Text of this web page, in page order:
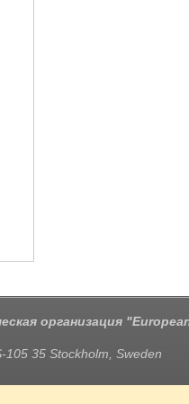
организация
105 35 Stockholm, Sweden